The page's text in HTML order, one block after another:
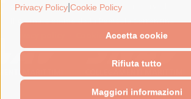
Privacy Policy Cookie Policy
Accetta cookie
Rifiuta tutto
Maggiori informazioni
© 2015 SorrentoPress. All rights reserved.
Il giornale online della Penisola Sorrentina
Cookie Policy